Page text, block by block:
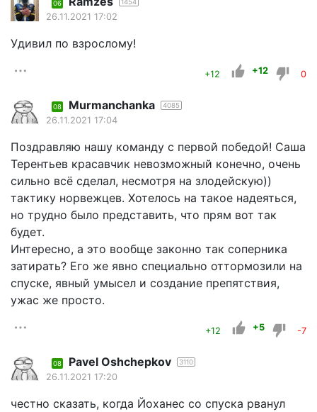
06 1454
26.11.2021 17:02
Удивил по взрослому!
+12 +12 0
08 Murmanchanka 4085
26.11.2021 17:04
Поздравляю нашу команду с первой победой! Саша
Терентьев красавчик невозможный конечно, очень
сильно всё сделал, несмотря на злодейскую))
тактику норвежцев. Хотелось на такое надеяться,
но трудно было представить, что прям вот так
будет.
Интересно, а это вообще законно так соперника
затирать? Его же явно специально оттормозили на
спуске, явный умысел и создание препятствия,
ужас же просто.
+12 +5 -7
08 Pavel Oshchepkov 3110
26.11.2021 17:20
честно сказать, когда Йоханес со спуска рванул